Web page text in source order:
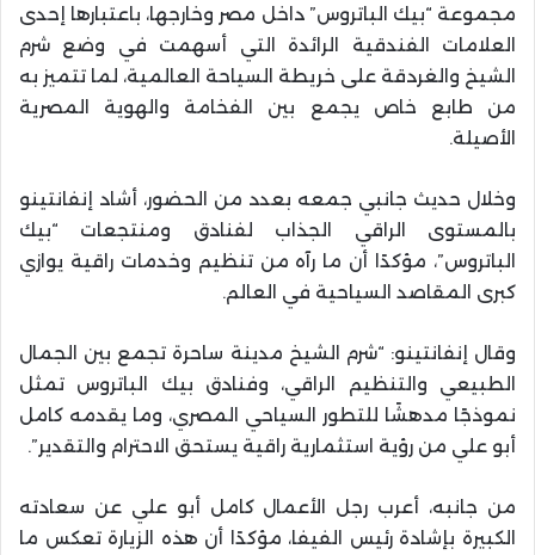
مجموعة “بيك الباتروس” داخل مصر وخارجها، باعتبارها إحدى
العلامات الفندقية الرائدة التي أسهمت في وضع شرم
الشيخ والغردقة على خريطة السياحة العالمية، لما تتميز به
من طابع خاص يجمع بين الفخامة والهوية المصرية
الأصيلة.
وخلال حديث جانبي جمعه بعدد من الحضور، أشاد إنفانتينو
بالمستوى الراقي الجذاب لفنادق ومنتجعات “بيك
الباتروس”، مؤكدًا أن ما رآه من تنظيم وخدمات راقية يوازي
كبرى المقاصد السياحية في العالم.
وقال إنفانتينو: “شرم الشيخ مدينة ساحرة تجمع بين الجمال
الطبيعي والتنظيم الراقي، وفنادق بيك الباتروس تمثل
نموذجًا مدهشًا للتطور السياحي المصري، وما يقدمه كامل
أبو علي من رؤية استثمارية راقية يستحق الاحترام والتقدير”.
من جانبه، أعرب رجل الأعمال كامل أبو علي عن سعادته
الكبيرة بإشادة رئيس الفيفا، مؤكدًا أن هذه الزيارة تعكس ما